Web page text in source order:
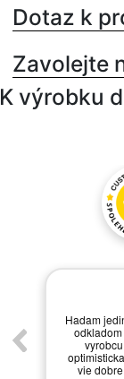
Dotaz k
Zavolejte
K výrobku
Hadam
vie